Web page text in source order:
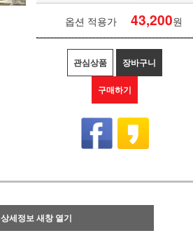
옵션 적용가 43,200원
관심상품 장바구니
구매하기
상세정보 새창 열기